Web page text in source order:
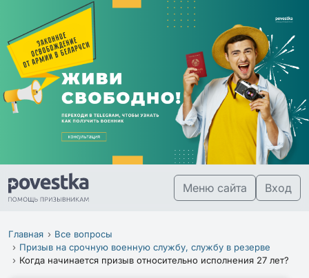
Меню сайта Вход
Главная
Все вопросы
Призыв на срочную военную службу, службу в резерве
Когда начинается призыв относительно исполнения 27 лет?